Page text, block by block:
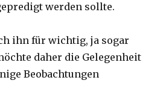
werden sollte.
ihn für wichtig, ja sogar
daher die Gelegenheit
Beobachtungen